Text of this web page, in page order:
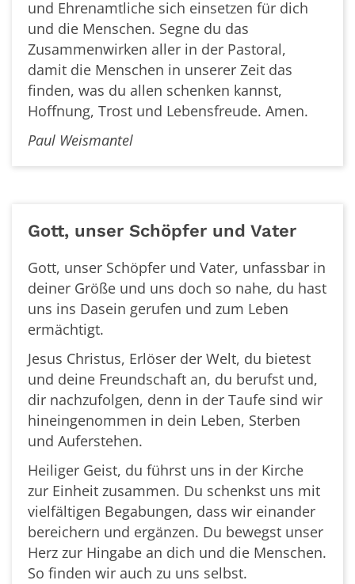
und Ehrenamtliche sich einsetzen für dich
und die Menschen. Segne du das
Zusammenwirken aller in der Pastoral,
damit die Menschen in unserer Zeit das
finden, was du allen schenken kannst,
Hoffnung, Trost und Lebensfreude. Amen.
Paul Weismantel
Gott, unser Schöpfer und Vater
Gott, unser Schöpfer und Vater, unfassbar in
deiner Größe und uns doch so nahe, du hast
uns ins Dasein gerufen und zum Leben
ermächtigt.
Jesus Christus, Erlöser der Welt, du bietest
und deine Freundschaft an, du berufst und,
dir nachzufolgen, denn in der Taufe sind wir
hineingenommen in dein Leben, Sterben
und Auferstehen.
Heiliger Geist, du führst uns in der Kirche
zur Einheit zusammen. Du schenkst uns mit
vielfältigen Begabungen, dass wir einander
bereichern und ergänzen. Du bewegst unser
Herz zur Hingabe an dich und die Menschen.
So finden wir auch zu uns selbst.